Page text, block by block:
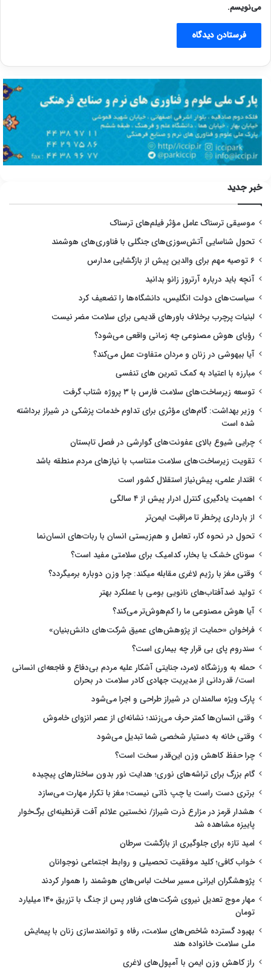
می‌نویسم.
خبر جدید
موسیقی ترسناک عامل مؤثر فیلم‌های ترسناک
تحول شناسایی آتش‌سوزی‌های جنگلی با فناوری‌های هوشمند
۶ توصیه مهم برای والدین پیش از بازگشایی مدارس
آنچه باید درباره آرتروز زانو بدانید
سیاست‌های دولت انگلیس، دانشگاه‌ها را تضعیف کرد
لبنیات پرچرب برخلاف باورهای قدیمی برای سلامت مضر نیست
رؤیای هوش مصنوعی چه زمانی واقعی می‌شود؟
آیا بیهوشی در زنان و مردان متفاوت عمل می‌کند؟
مبارزه با اعتیاد به کمک تمرین های تنفسی
توسعه زیرساخت‌های سلامت فارس با ۳ پروژه شتاب گرفت
وزیر بهداشت: گام‌های مؤثری برای تداوم خدمات پزشکی در شیراز برداشته
شده است
چرایی شیوع بالای عفونت‌های گوارشی در فصل تابستان
تقویت زیرساخت‌های سلامت متناسب با نیازهای مردم منطقه باشد
اقتدار علمی، پیش‌نیاز استقلال کشور است
اهمیت یادگیری کنترل ادرار پیش از ۴ سالگی
از بارداری پرخطر تا مراقبت ایمن‌تر
تحول در نحوه کار، تعامل و هم‌زیستی انسان با ربات‌های انسان‌نما
سونای خشک یا بخار، کدامیک برای سلامتی مفید است؟
وقتی مغز با رژیم لاغری مقابله میکند: چرا وزن دوباره برمیگردد؟
تولید ضدآفتاب‌های نانویی بومی با عملکرد بهتر
آیا هوش مصنوعی ما را کم‌هوش‌تر می‌کند؟
فراخوان «حمایت از پژوهش‌های عمیق شرکت‌های دانش‌بنیان»
سندروم پای بی قرار چه بیماری است؟
حمله به ورزشگاه لامرد، جنایتی آشکار علیه مردم بی‌دفاع و فاجعه‌ای انسانی
است/ قدردانی از مدیریت جهادی کادر سلامت در بحران
پارک ویژه سالمندان در شیراز طراحی و اجرا می‌شود
وقتی انسان‌ها کمتر حرف می‌زنند؛ نشانه‌ای از عصر انزوای خاموش
وقتی خانه به دستیار شخصی شما تبدیل می‌شود
چرا حفظ کاهش وزن این‌قدر سخت است؟
گام بزرگ برای تراشه‌های نوری؛ هدایت نور بدون ساختارهای پیچیده
برتری دست راست یا چپ ذاتی نیست؛ مغز با تکرار مهارت می‌سازد
هشدار قرمز در مزارع ذرت شیراز/ نخستین علائم آفت قرنطینه‌ای برگ‌خوار
پاییزه مشاهده شد
امید تازه برای جلوگیری از بازگشت سرطان
خواب کافی؛ کلید موفقیت تحصیلی و روابط اجتماعی نوجوانان
پژوهشگران ایرانی مسیر ساخت لباس‌های هوشمند را هموار کردند
مهار موج تعدیل نیروی شرکت‌های فناور پس از جنگ با تزریق ۱۴۰ میلیارد
تومان
بهبود گسترده شاخص‌های سلامت، رفاه و توانمندسازی زنان با پیمایش
ملی سلامت خانواده هند
راز کاهش وزن ایمن با آمپول‌های لاغری